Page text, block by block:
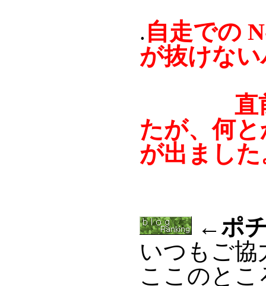
.自走での
が抜けな
直前で
たが、何
が出ました
←ポ
いつもご
ここのと